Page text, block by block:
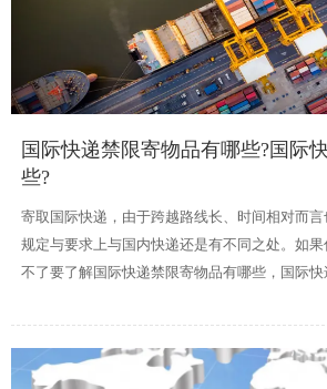
国际快递禁限寄物品有哪些?国际
些?
寄取国际快递，由于跨越路线长、时间相对而
规定与要求上与国内快递还是有不同之处。如
不了要了解国际快递禁限寄物品有哪些，国际快
告如下。